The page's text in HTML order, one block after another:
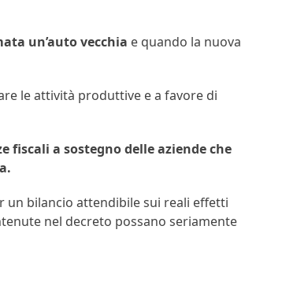
un’auto vecchia e quando la nuova
le attività produttive e a favore di
fiscali a sostegno delle aziende che
un bilancio attendibile sui reali effetti
nel decreto possano seriamente